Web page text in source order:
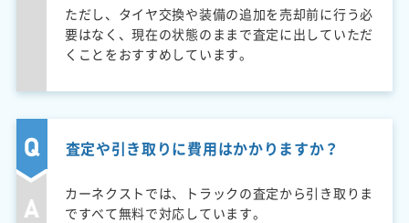
ただし、タイヤ交換や装備の追加を売却前に行う必
要はなく、現在の状態のままで査定に出していただ
くことをおすすめしています。
査定や引き取りに費用はかかりますか？
カーネクストでは、トラックの査定から引き取りま
ですべて無料で対応しています。